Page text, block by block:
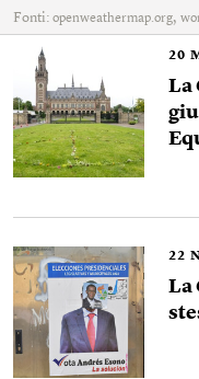
Fonti: openweathermap.org,
20
La
22
La